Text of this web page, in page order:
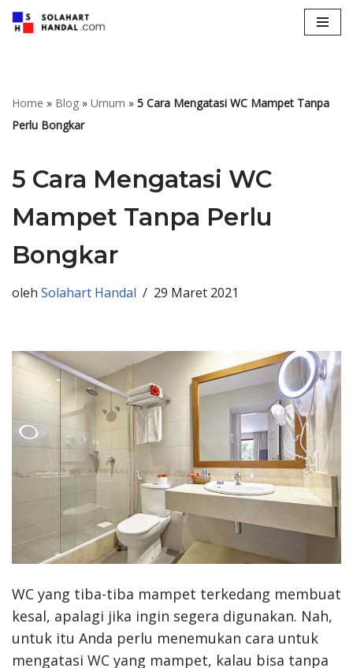
Home » Blog » Umum » 5 Cara Mengatasi WC Mampet Tanpa
Perlu Bongkar
5 Cara Mengatasi WC
Mampet Tanpa Perlu
Bongkar
oleh Solahart Handal 29 Maret 2021
WC yang tiba-tiba mampet terkedang membuat
kesal, apalagi jika ingin segera digunakan. Nah,
untuk itu Anda perlu menemukan cara untuk
mengatasi WC yang mampet, kalau bisa tanpa